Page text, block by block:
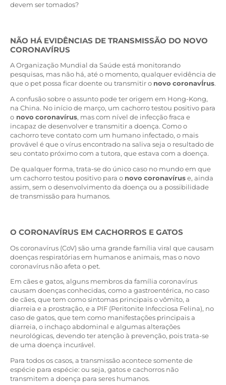
devem ser tomados?
NÃO HÁ EVIDÊNCIAS DE TRANSMISSÃO DO NOVO
CORONAVÍRUS
A Organização Mundial da Saúde está monitorando
pesquisas, mas não há, até o momento, qualquer evidência de
que o pet possa ficar doente ou transmitir o novo coronavÍrus.
A confusão sobre o assunto pode ter origem em Hong-Kong,
na China. No início de março, um cachorro testou positivo para
o novo coronavírus, mas com nível de infecção fraca e
incapaz de desenvolver e transmitir a doença. Como o
cachorro teve contato com um humano infectado, o mais
provável é que o vírus encontrado na saliva seja o resultado de
seu contato próximo com a tutora, que estava com a doença.
De qualquer forma, trata-se do único caso no mundo em que
um cachorro testou positivo para o novo coronavírus e, ainda
assim, sem o desenvolvimento da doença ou a possibilidade
de transmissão para humanos.
O CORONAVÍRUS EM CACHORROS E GATOS
Os coronavírus (CoV) são uma grande família viral que causam
doenças respiratórias em humanos e animais, mas o novo
coronavírus não afeta o pet.
Em cães e gatos, alguns membros da família coronavírus
causam doenças conhecidas, como a gastroentérica, no caso
de cães, que tem como sintomas principais o vômito, a
diarreia e a prostração, e a PIF (Peritonite Infecciosa Felina), no
caso de gatos, que tem como manifestações principais a
diarreia, o inchaço abdominal e algumas alterações
neurológicas, devendo ter atenção à prevenção, pois trata-se
de uma doença incurável.
Para todos os casos, a transmissão acontece somente de
espécie para espécie: ou seja, gatos e cachorros não
transmitem a doença para seres humanos.